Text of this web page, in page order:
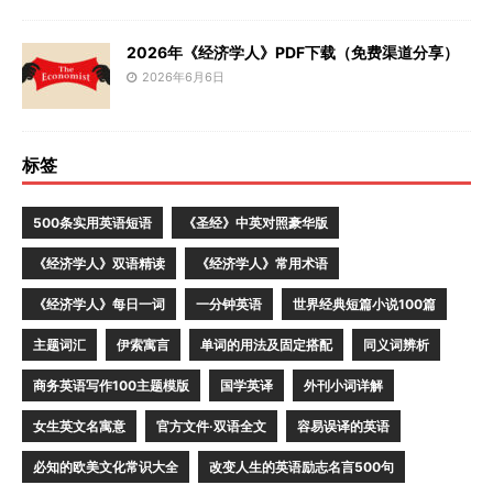
2026年《经济学人》PDF下载（免费渠道分享）
2026年6月6日
标签
500条实用英语短语 《圣经》中英对照豪华版
《经济学人》双语精读 《经济学人》常用术语
《经济学人》每日一词 一分钟英语 世界经典短篇小说100篇
主题词汇 伊索寓言 单词的用法及固定搭配 同义词辨析
商务英语写作100主题模版 国学英译 外刊小词详解
女生英文名寓意 官方文件·双语全文 容易误译的英语
必知的欧美文化常识大全 改变人生的英语励志名言500句